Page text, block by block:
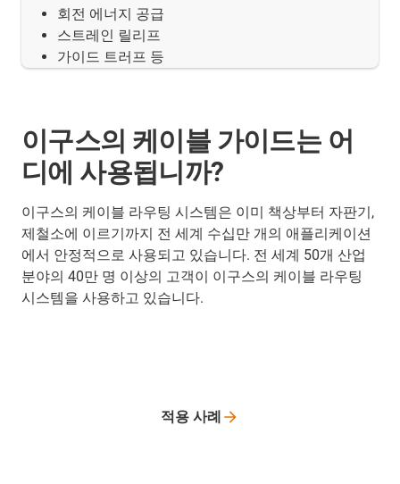
회전 에너지 공급
스트레인 릴리프
가이드 트러프 등
이구스의 케이블 가이드는 어
디에 사용됩니까?
이구스의 케이블 라우팅 시스템은 이미 책상부터 자판기,
제철소에 이르기까지 전 세계 수십만 개의 애플리케이션
에서 안정적으로 사용되고 있습니다. 전 세계 50개 산업
분야의 40만 명 이상의 고객이 이구스의 케이블 라우팅
시스템을 사용하고 있습니다.
적용 사례